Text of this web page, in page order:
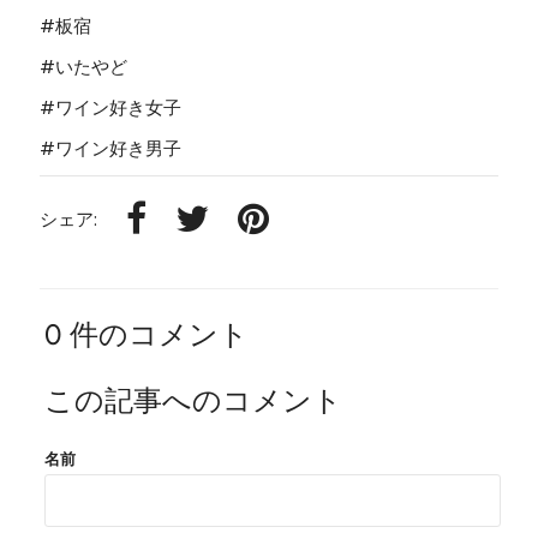
#板宿
#いたやど
#ワイン好き女子
#ワイン好き男子
シェア:
0 件のコメント
この記事へのコメント
名前